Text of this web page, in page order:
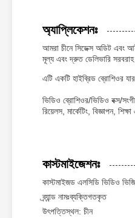
অ্যাপ্লিকেশনঃ
আমরা চীনে সিডেক্স অডিট এবং
মূল্য এবং দ্রুত ডেলিভারি
এটি একটি হাইব্রিড ব্রোশিওর
ভিডিও ব্রোশিওর/ভিডিও বক্স/
রিয়েলস, মার্কেটিং, বিজ্ঞাপন,
কাস্টমাইজেশনঃ
কাস্টমাইজড এলসিডি ভিডিও
ব্র্যান্ড নামঃব্যক্তিগতকৃত
উৎপত্তিস্থল: চীন